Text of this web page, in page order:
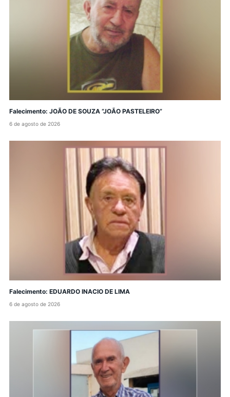
Falecimento: JOÃO DE SOUZA “JOÃO PASTELEIRO”
6 de agosto de 2026
Falecimento: EDUARDO INACIO DE LIMA
6 de agosto de 2026